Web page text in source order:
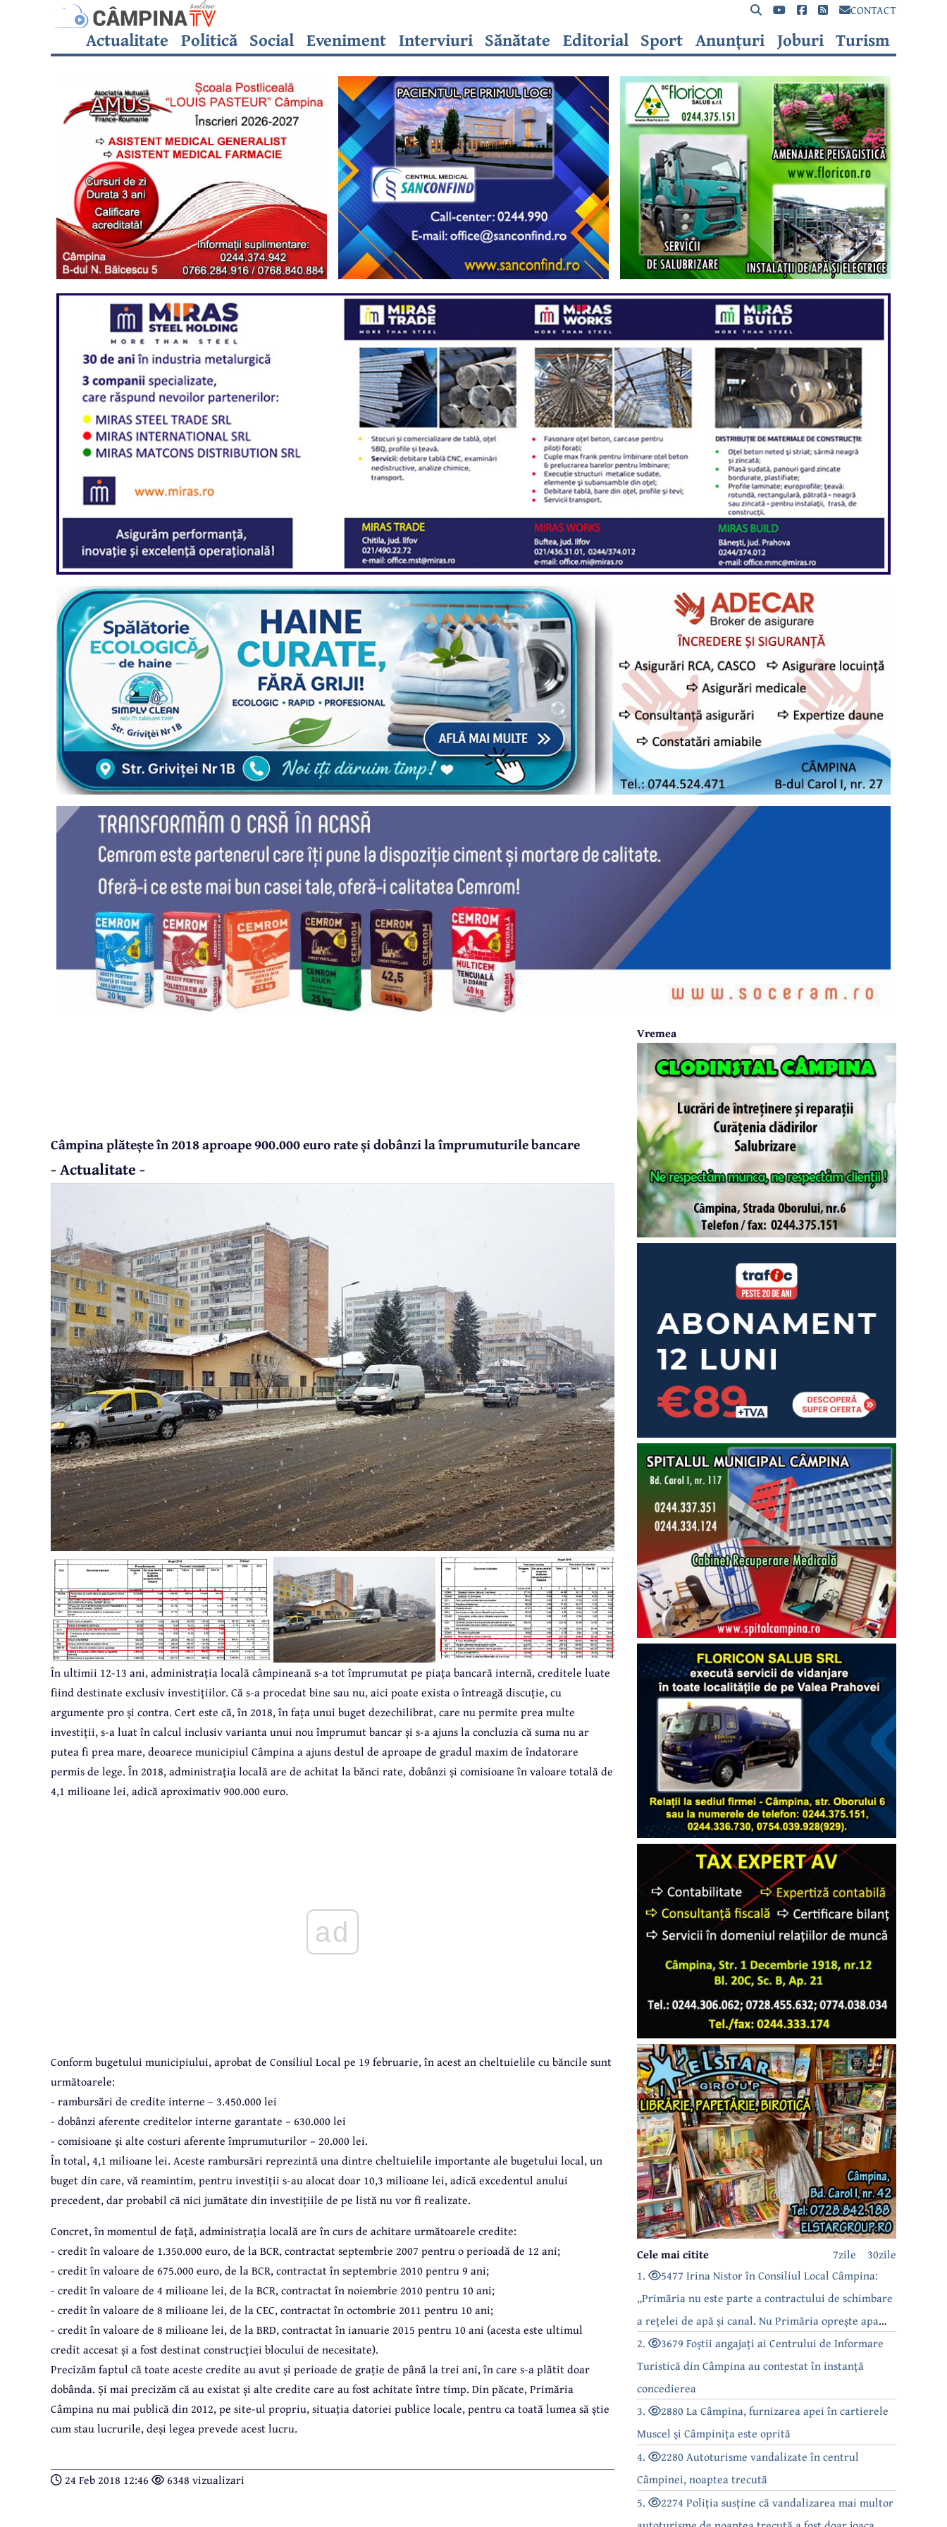
CONTACT
Actualitate Politică Social Eveniment Interviuri Sănătate Editorial Sport Anunțuri Joburi Turism
Câmpina plătește în 2018 aproape 900.000 euro rate și dobânzi la împrumuturile bancare
- Actualitate -
În ultimii 12-13 ani, administrația locală câmpineană s-a tot împrumutat pe piața bancară internă, creditele luate
fiind destinate exclusiv investițiilor. Că s-a procedat bine sau nu, aici poate exista o întreagă discuție, cu
argumente pro și contra. Cert este că, în 2018, în fața unui buget dezechilibrat, care nu permite prea multe
investiții, s-a luat în calcul inclusiv varianta unui nou împrumut bancar și s-a ajuns la concluzia că suma nu ar
putea fi prea mare, deoarece municipiul Câmpina a ajuns destul de aproape de gradul maxim de îndatorare
permis de lege. În 2018, administrația locală are de achitat la bănci rate, dobânzi și comisioane în valoare totală de
4,1 milioane lei, adică aproximativ 900.000 euro.
ad
Conform bugetului municipiului, aprobat de Consiliul Local pe 19 februarie, în acest an cheltuielile cu băncile sunt
următoarele:
- rambursări de credite interne – 3.450.000 lei
- dobânzi aferente creditelor interne garantate – 630.000 lei
- comisioane şi alte costuri aferente împrumuturilor – 20.000 lei.
În total, 4,1 milioane lei. Aceste rambursări reprezintă una dintre cheltuielile importante ale bugetului local, un
buget din care, vă reamintim, pentru investiții s-au alocat doar 10,3 milioane lei, adică excedentul anului
precedent, dar probabil că nici jumătate din investițiile de pe listă nu vor fi realizate.
Concret, în momentul de faţă, administraţia locală are în curs de achitare următoarele credite:
- credit în valoare de 1.350.000 euro, de la BCR, contractat septembrie 2007 pentru o perioadă de 12 ani;
- credit în valoare de 675.000 euro, de la BCR, contractat în septembrie 2010 pentru 9 ani;
- credit în valoare de 4 milioane lei, de la BCR, contractat în noiembrie 2010 pentru 10 ani;
- credit în valoare de 8 milioane lei, de la CEC, contractat în octombrie 2011 pentru 10 ani;
- credit în valoare de 8 milioane lei, de la BRD, contractat în ianuarie 2015 pentru 10 ani (acesta este ultimul
credit accesat și a fost destinat construcției blocului de necesitate).
Precizăm faptul că toate aceste credite au avut și perioade de grație de până la trei ani, în care s-a plătit doar
dobânda. Și mai precizăm că au existat și alte credite care au fost achitate între timp. Din păcate, Primăria
Câmpina nu mai publică din 2012, pe site-ul propriu, situația datoriei publice locale, pentru ca toată lumea să știe
cum stau lucrurile, deși legea prevede acest lucru.
24 Feb 2018 12:46 6348 vizualizari
Vremea
30zile
7zile
Cele mai citite
1.
5477 Irina Nistor în Consiliul Local Câmpina:
„Primăria nu este parte a contractului de schimbare
a rețelei de apă și canal. Nu Primăria oprește apa
câmpinenilor!”
2.
3679 Foștii angajați ai Centrului de Informare
Turistică din Câmpina au contestat în instanță
concedierea
3.
2880 La Câmpina, furnizarea apei în cartierele
Muscel și Câmpinița este oprită
4.
2280 Autoturisme vandalizate în centrul
Câmpinei, noaptea trecută
5.
2274 Poliția susține că vandalizarea mai multor